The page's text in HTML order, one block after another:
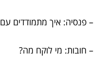
– פנסיה: איך מתמודדים עם
– חובות: מי לוקח מה?